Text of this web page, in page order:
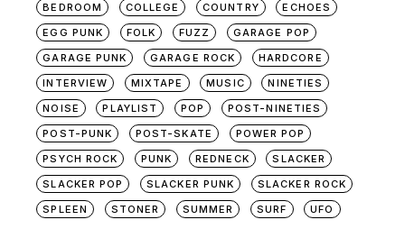
BEDROOM COLLEGE COUNTRY
ECHOES
EGG PUNK
FOLK FUZZ
GARAGE POP
GARAGE PUNK
GARAGE ROCK
HARDCORE
INTERVIEW
MIXTAPE MUSIC
NINETIES
NOISE
PLAYLIST POP
POST-NINETIES
POST-PUNK
POST-SKATE
POWER POP
PSYCH ROCK
PUNK REDNECK
SLACKER
SLACKER POP
SLACKER PUNK
SLACKER ROCK
SPLEEN
STONER SUMMER SURF UFO